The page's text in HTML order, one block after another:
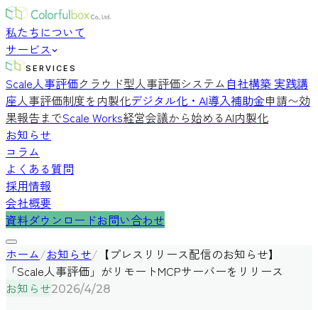
私たちについて
サービス
SERVICES
Scale人事評価クラウド型人事評価システム 自社構築 実践講
座人事評価制度を内製化デジタル化・AI導入補助金申請〜効
果報告までScale Works経営会議から始めるAI内製化
お知らせ
コラム
よくある質問
採用情報
会社概要
資料ダウンロードお問い合わせ
ホーム/お知らせ/ 【プレスリリース配信のお知らせ】
「Scale人事評価」がリモートMCPサーバーをリリース
お知らせ2026/4/28